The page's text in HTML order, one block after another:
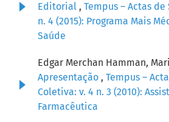
Editorial , Tempus – Actas
n. 4 (2015): Programa Mais
Saúde
Edgar Merchan Hamman,
Apresentação , Tempus –
Coletiva: v. 4 n. 3 (2010):
Farmacêutica